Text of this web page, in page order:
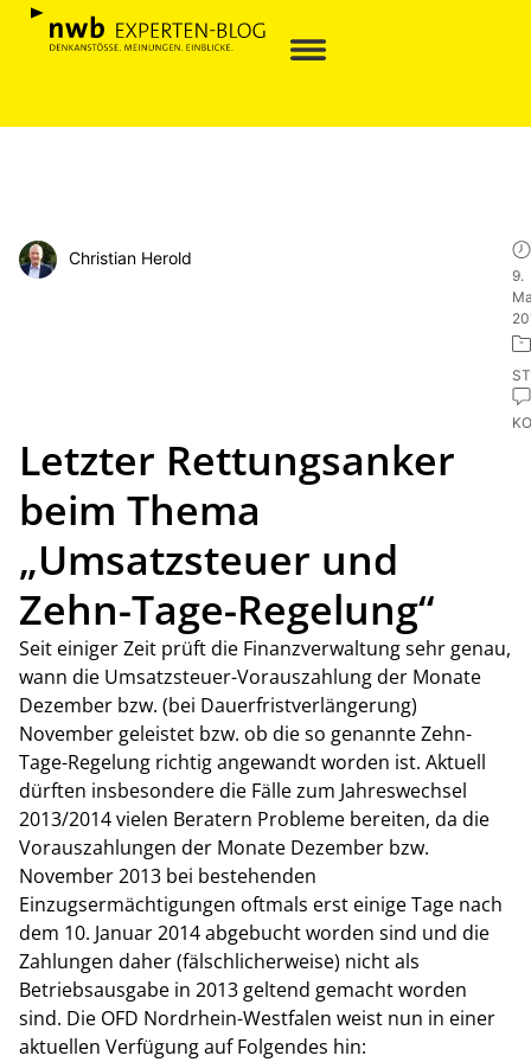
Christian Herold
9.
Letzter Rettungsanker
beim Thema
„Umsatzsteuer und
Zehn-Tage-Regelung“
Seit einiger Zeit prüft die Finanzverwaltung sehr genau,
wann die Umsatzsteuer-Vorauszahlung der Monate
Dezember bzw. (bei Dauerfristverlängerung)
November geleistet bzw. ob die so genannte Zehn-
Tage-Regelung richtig angewandt worden ist. Aktuell
dürften insbesondere die Fälle zum Jahreswechsel
2013/2014 vielen Beratern Probleme bereiten, da die
Vorauszahlungen der Monate Dezember bzw.
November 2013 bei bestehenden
Einzugsermächtigungen oftmals erst einige Tage nach
dem 10. Januar 2014 abgebucht worden sind und die
Zahlungen daher (fälschlicherweise) nicht als
Betriebsausgabe in 2013 geltend gemacht worden
sind. Die OFD Nordrhein-Westfalen weist nun in einer
aktuellen Verfügung auf Folgendes hin: